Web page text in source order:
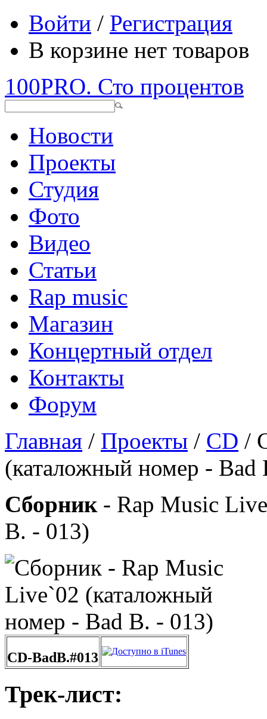
Войти / Регистрация
В корзине нет товаров
100PRO. Сто процентов
Новости
Проекты
Студия
Фото
Видео
Статьи
Rap music
Магазин
Концертный отдел
Контакты
Форум
Главная / Проекты / CD /
(каталожный номер - Bad
Сборник- Rap Music
B. - 013)
CD-BadB.#013
Трек-лист: